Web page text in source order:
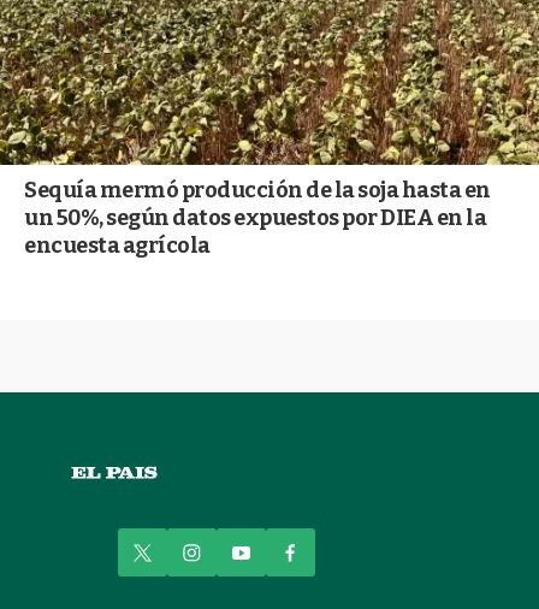
Sequía mermó producción de la soja hasta en
un 50%, según datos expuestos por DIEA en la
encuesta agrícola
w
i
n
y
o
a